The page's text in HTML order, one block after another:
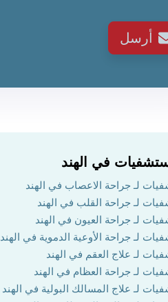
أرسل
في الهند
لـ جراحة الاعصاب في الهند
لـ جراحة القلب في الهند
لـ جراحة العيون في الهند
لـ جراحة الأوعية الدموية في الهند
لـ علاج العقم في الهند
لـ جراحة العظام في الهند
لـ علاج المسالك البولية في الهند